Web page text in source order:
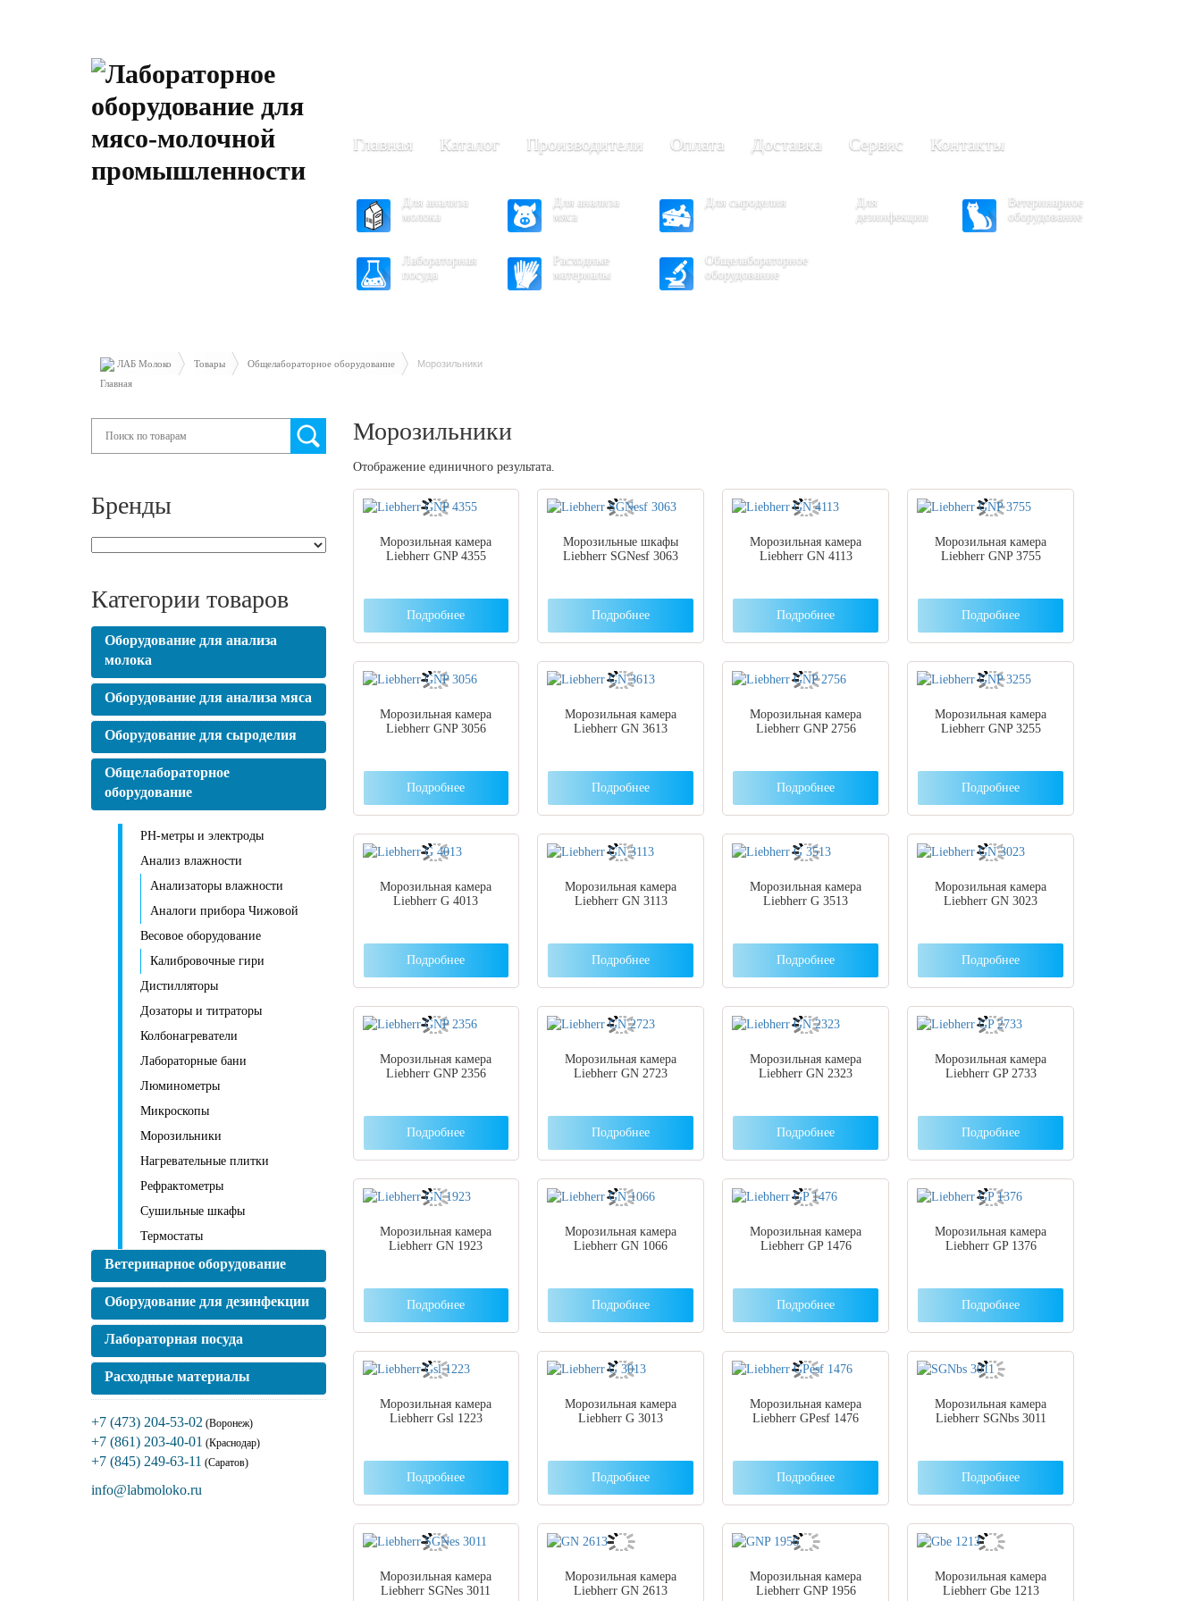
Главная Каталог Производители Оплата Доставка Сервис Контакты
Для анализа
молока
Для анализа
мяса
Для сыроделия
Для
дезинфекции
Ветеринарное
оборудование
Лабораторная
посуда
Расходные
материалы
Общелабораторное
оборудование
ЛАБ Молоко Товары Общелабораторное оборудование Морозильники
Морозильники
Отображение единичного результата.
Морозильная камера
Liebherr GNP 4355
Подробнее
Морозильные шкафы
Liebherr SGNesf 3063
Подробнее
Морозильная камера
Liebherr GN 4113
Подробнее
Морозильная камера
Liebherr GNP 3755
Подробнее
Морозильная камера
Liebherr GNP 3056
Подробнее
Морозильная камера
Liebherr GN 3613
Подробнее
Морозильная камера
Liebherr GNP 2756
Подробнее
Морозильная камера
Liebherr GNP 3255
Подробнее
Морозильная камера
Liebherr G 4013
Подробнее
Морозильная камера
Liebherr GN 3113
Подробнее
Морозильная камера
Liebherr G 3513
Подробнее
Морозильная камера
Liebherr GN 3023
Подробнее
Морозильная камера
Liebherr GNP 2356
Подробнее
Морозильная камера
Liebherr GN 2723
Подробнее
Морозильная камера
Liebherr GN 2323
Подробнее
Морозильная камера
Liebherr GP 2733
Подробнее
Морозильная камера
Liebherr GN 1923
Подробнее
Морозильная камера
Liebherr GN 1066
Подробнее
Морозильная камера
Liebherr GP 1476
Подробнее
Морозильная камера
Liebherr GP 1376
Подробнее
Морозильная камера
Liebherr Gsl 1223
Подробнее
Морозильная камера
Liebherr G 3013
Подробнее
Морозильная камера
Liebherr GPesf 1476
Подробнее
Морозильная камера
Liebherr SGNbs 3011
Подробнее
Морозильная камера
Liebherr SGNes 3011
Морозильная камера
Liebherr GN 2613
Морозильная камера
Liebherr GNP 1956
Морозильная камера
Liebherr Gbe 1213
Бренды
Категории товаров
Оборудование для анализа
молока
Оборудование для анализа мяса
Оборудование для сыроделия
Общелабораторное
оборудование
PH-метры и электроды
Анализ влажности
Анализаторы влажности
Аналоги прибора Чижовой
Весовое оборудование
Калибровочные гири
Дистилляторы
Дозаторы и титраторы
Колбонагреватели
Лабораторные бани
Люминометры
Микроскопы
Морозильники
Нагревательные плитки
Рефрактометры
Сушильные шкафы
Термостаты
Ветеринарное оборудование
Оборудование для дезинфекции
Лабораторная посуда
Расходные материалы
+7 (473) 204-53-02 (Воронеж)
+7 (861) 203-40-01 (Краснодар)
+7 (845) 249-63-11 (Саратов)
info@labmoloko.ru